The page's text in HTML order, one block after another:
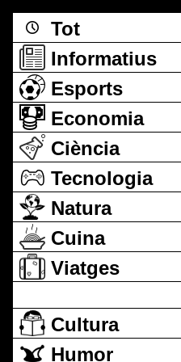
Tot
Informatius
Esports
Economia
Ciència
Tecnologia
Natura
Cuina
Viatges
Cultura
Humor